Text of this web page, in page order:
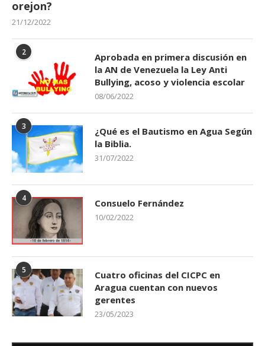
orejon?
21/12/2022
2
Aprobada en primera discusión en
la AN de Venezuela la Ley Anti
Bullying, acoso y violencia escolar
08/06/2022
3
¿Qué es el Bautismo en Agua Según
la Biblia.
31/07/2022
4 Consuelo Fernández
10/02/2022
5
Cuatro oficinas del CICPC en
Aragua cuentan con nuevos
gerentes
23/05/2023